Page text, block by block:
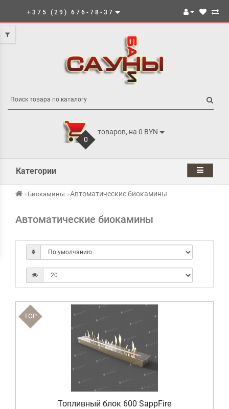
+375 (29) 676-78-37
0
товаров, на 0 BYN
Категории
Биокамины Автоматические биокамины
Автоматические биокамины
TOP
Топливный блок 600 SappFire